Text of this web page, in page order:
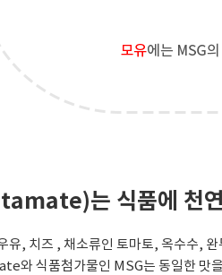
는 식품에 천
유, 치즈 , 채소류인 토마토, 옥수수,
와 식품첨가물인 MSG는 동일한 맛